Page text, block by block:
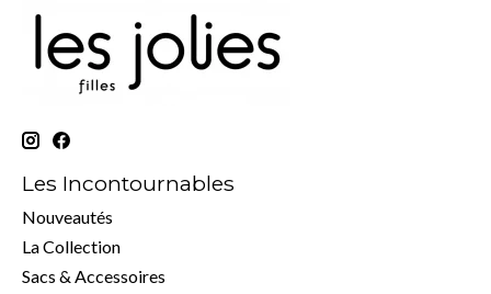
Les Incontournables
Nouveautés
La Collection
Sacs & Accessoires